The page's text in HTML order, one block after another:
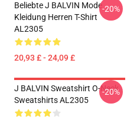
Beliebte J BALVIN Mode
Kleidung Herren T-Shirt
AL2305
20,93 £ - 24,09 £
-20%
J BALVIN Sweatshirt O-Neck
Sweatshirts AL2305
-20%